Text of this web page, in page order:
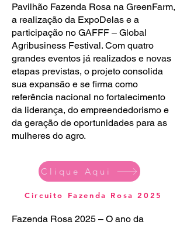
Pavilhão Fazenda Rosa na GreenFarm,
a realização da ExpoDelas e a
participação no GAFFF – Global
Agribusiness Festival. Com quatro
grandes eventos já realizados e novas
etapas previstas, o projeto consolida
sua expansão e se firma como
referência nacional no fortalecimento
da liderança, do empreendedorismo e
da geração de oportunidades para as
mulheres do agro.
Clique Aqui
Circuito Fazenda Rosa 2025
Fazenda Rosa 2025 – O ano da